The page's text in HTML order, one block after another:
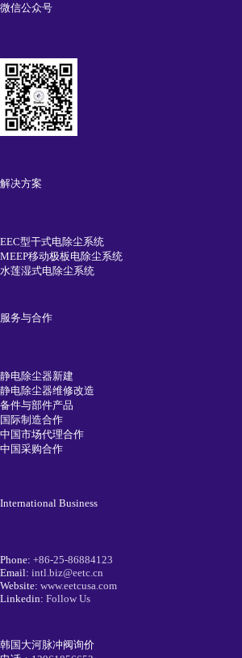
微信公众号
解决方案
EEC型干式电除尘系统
MEEP移动极板电除尘系统
水莲湿式电除尘系统
服务与合作
静电除尘器新建
静电除尘器维修改造
备件与部件产品
国际制造合作
中国市场代理合作
中国采购合作
International Business
Phone: +86-25-86884123
Email: intl.biz@eetc.cn
Website: www.eetcusa.com
Linkedin: Follow Us
韩国大河脉冲阀询价